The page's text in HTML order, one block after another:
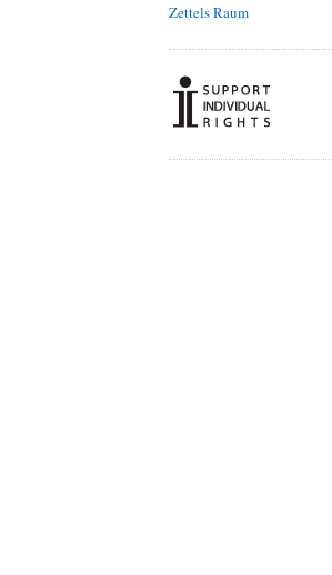
Zettels Raum